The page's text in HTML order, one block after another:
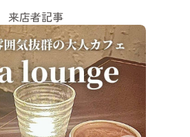
来店者記事